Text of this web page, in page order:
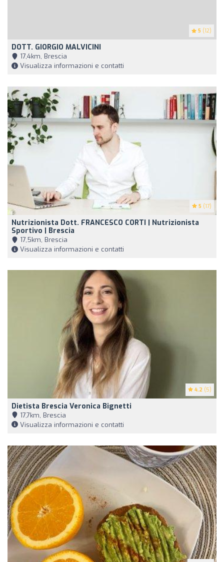
5 (12)
DOTT. GIORGIO MALVICINI
17,4km, Brescia
Visualizza informazioni e contatti
5 (17)
Nutrizionista Dott. FRANCESCO CORTI | Nutrizionista
Sportivo | Brescia
17,5km, Brescia
Visualizza informazioni e contatti
4.2 (5)
Dietista Brescia Veronica Bignetti
17,7km, Brescia
Visualizza informazioni e contatti